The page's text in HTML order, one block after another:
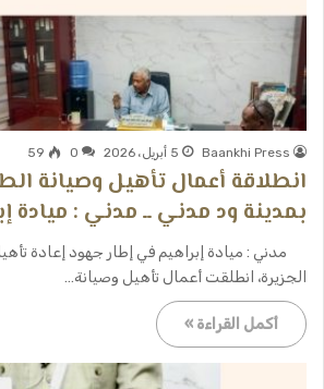
Baankhi Press 5 أبريل، 2026 0
59
انطلاقة أعمال تأهيل وصيانة
بمدينة ود مدني ــ مدني : ميادة
مدني : ميادة إبراهيم في إطار جهود إعادة تأهيل
الجزيرة، انطلقت أعمال تأهيل وصيانة…
أكمل القراءة »